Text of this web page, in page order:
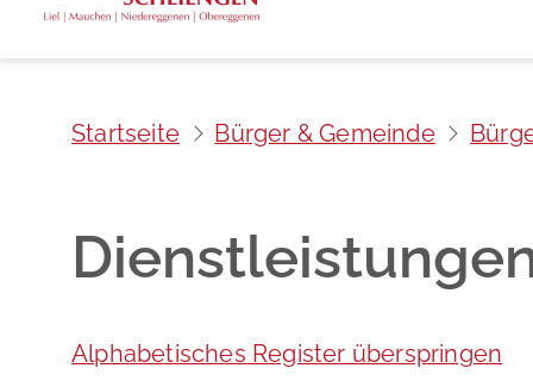
Startseite Bürger & Gemeinde
Alphabetisches Register überspringen